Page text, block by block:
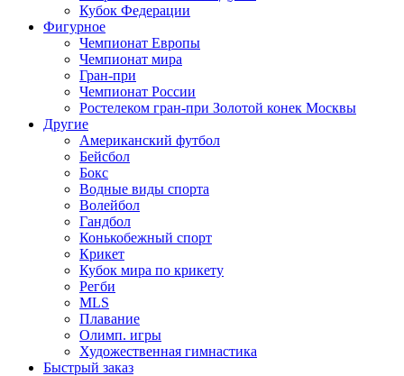
Кубок Федерации
Фигурное
Чемпионат Европы
Чемпионат мира
Гран-при
Чемпионат России
Ростелеком гран-при Золотой конек Москвы
Другие
Американский футбол
Бейсбол
Бокс
Водные виды спорта
Волейбол
Гандбол
Конькобежный спорт
Крикет
Кубок мира по крикету
Регби
MLS
Плавание
Олимп. игры
Художественная гимнастика
Быстрый заказ